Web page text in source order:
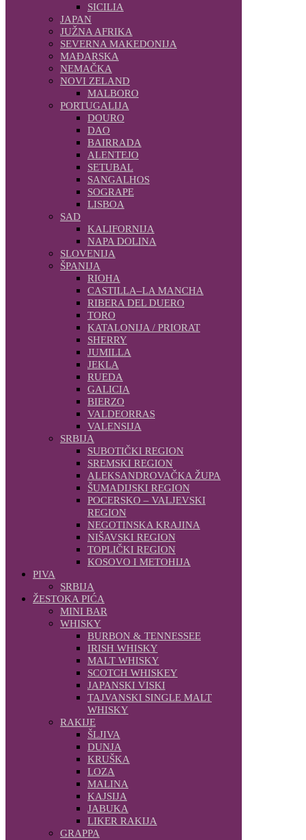
SICILIA
JAPAN
JUŽNA AFRIKA
SEVERNA MAKEDONIJA
MAĐARSKA
NEMAČKA
NOVI ZELAND
MALBORO
PORTUGALIJA
DOURO
DAO
BAIRRADA
ALENTEJO
SETUBAL
SANGALHOS
SOGRAPE
LISBOA
SAD
KALIFORNIJA
NAPA DOLINA
SLOVENIJA
ŠPANIJA
RIOHA
CASTILLA–LA MANCHA
RIBERA DEL DUERO
TORO
KATALONIJA / PRIORAT
SHERRY
JUMILLA
JEKLA
RUEDA
GALICIA
BIERZO
VALDEORRAS
VALENSIJA
SRBIJA
SUBOTIČKI REGION
SREMSKI REGION
ALEKSANDROVAČKA ŽUPA
ŠUMADIJSKI REGION
POCERSKO – VALJEVSKI
REGION
NEGOTINSKA KRAJINA
NIŠAVSKI REGION
TOPLIČKI REGION
KOSOVO I METOHIJA
PIVA
SRBIJA
ŽESTOKA PIĆA
MINI BAR
WHISKY
BURBON & TENNESSEE
IRISH WHISKY
MALT WHISKY
SCOTCH WHISKEY
JAPANSKI VISKI
TAJVANSKI SINGLE MALT
WHISKY
RAKIJE
ŠLJIVA
DUNJA
KRUŠKA
LOZA
MALINA
KAJSIJA
JABUKA
LIKER RAKIJA
GRAPPA